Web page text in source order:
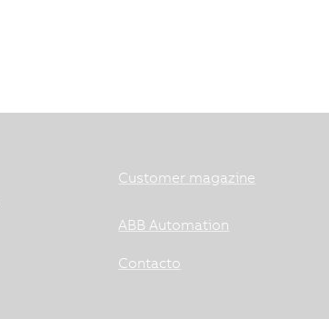
Customer magazine
ABB Automation
Contacto